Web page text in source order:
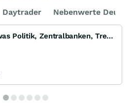
Daytrader Nebenwerte
Das große Ganze - was Politik, Zentralbanken, Trends, Medien und Gesellschaft mit Aktien, Rohstoffen